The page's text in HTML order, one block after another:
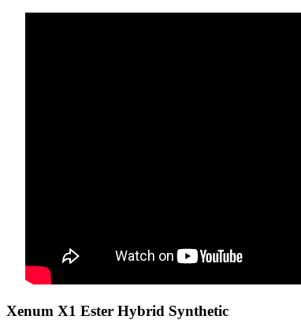
Xenum X1 Ester Hybrid Synthetic